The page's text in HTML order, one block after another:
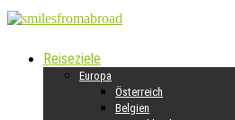
Reiseziele
Europa
Österreich
Belgien